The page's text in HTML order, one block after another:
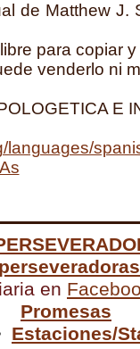
de Matthew J.
para copiar
venderlo ni
E
languages/
en
Promesas
Estaciones/